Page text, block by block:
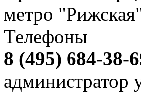
метро
Телефоны
8 (495) 684-38-
администратор